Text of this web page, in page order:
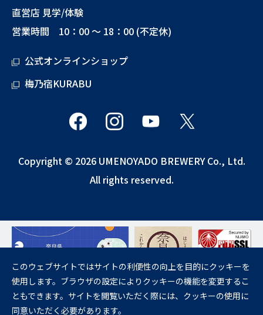
直営店 見学/体験
営業時間 10：00 ～ 18：00 (不定休)
公式オンラインショップ
梅乃宿KURABU
Copyright © 2026 UMENOYADO BREWERY Co., Ltd.
All rights reserved.
飲酒は20歳になってから。
妊娠中や授乳期の飲酒は、胎児・乳児の発育に悪影響を与えるおそれが
あります。
このウェブサイトではサイトの利便性の向上を目的にクッキーを
使用します。ブラウザの設定によりクッキーの機能を変更するこ
ともできます。サイトを閲覧いただく際には、クッキーの使用に
同意いただく必要があります。